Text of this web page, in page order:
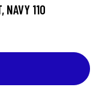
NAVY 110